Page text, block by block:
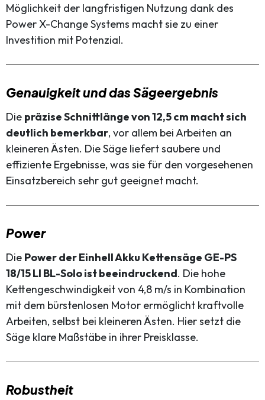
Möglichkeit der langfristigen Nutzung dank des
Power X-Change Systems macht sie zu einer
Investition mit Potenzial.
Genauigkeit und das Sägeergebnis
Die präzise Schnittlänge von 12,5 cm macht sich
deutlich bemerkbar, vor allem bei Arbeiten an
kleineren Ästen. Die Säge liefert saubere und
effiziente Ergebnisse, was sie für den vorgesehenen
Einsatzbereich sehr gut geeignet macht.
Power
Die Power der Einhell Akku Kettensäge GE-PS
18/15 LI BL-Solo ist beeindruckend. Die hohe
Kettengeschwindigkeit von 4,8 m/s in Kombination
mit dem bürstenlosen Motor ermöglicht kraftvolle
Arbeiten, selbst bei kleineren Ästen. Hier setzt die
Säge klare Maßstäbe in ihrer Preisklasse.
Robustheit